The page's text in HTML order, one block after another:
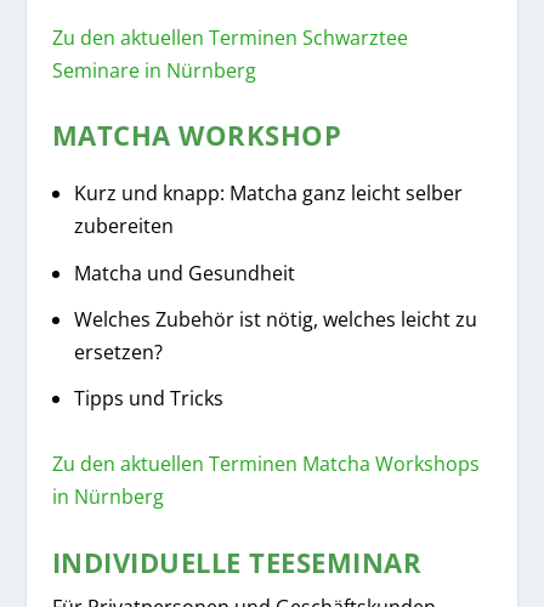
Zu den aktuellen Terminen Schwarztee
Seminare in Nürnberg
MATCHA WORKSHOP
Kurz und knapp: Matcha ganz leicht selber
zubereiten
Matcha und Gesundheit
Welches Zubehör ist nötig, welches leicht zu
ersetzen?
Tipps und Tricks
Zu den aktuellen Terminen Matcha Workshops
in Nürnberg
INDIVIDUELLE TEESEMINAR